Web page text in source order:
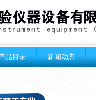
品目录 新闻动态